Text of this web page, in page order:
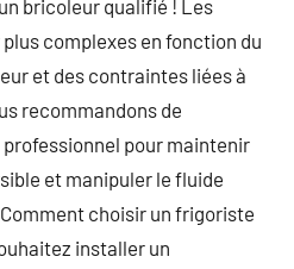
bricoleur qualifié ! Les
complexes en fonction du
et des contraintes liées à
recommandons de
pour maintenir
et manipuler le fluide
choisir un frigoriste
installer un